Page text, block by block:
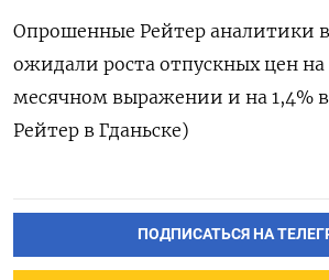
Опрошенные Рейтер аналитики
ожидали роста отпускных цен на
месячном выражении и на 1,4%
Рейтер в Гданьске)
ПОДПИСАТЬСЯ НА